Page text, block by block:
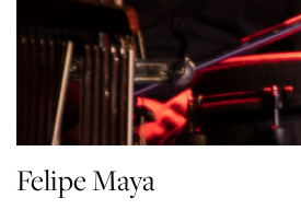
Felipe Maya